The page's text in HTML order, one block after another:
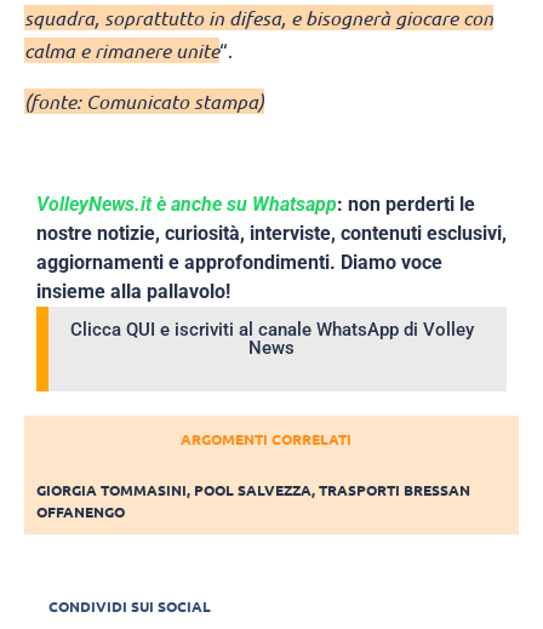
squadra, soprattutto in difesa, e bisognerà giocare con
calma e rimanere unite“.
(fonte: Comunicato stampa)
VolleyNews.it è anche su Whatsapp: non perderti le
nostre notizie, curiosità, interviste, contenuti esclusivi,
aggiornamenti e approfondimenti. Diamo voce
insieme alla pallavolo!
Clicca QUI e iscriviti al canale WhatsApp di Volley
News
ARGOMENTI CORRELATI
GIORGIA TOMMASINI, POOL SALVEZZA,TRASPORTI BRESSAN
OFFANENGO
CONDIVIDI SUI SOCIAL